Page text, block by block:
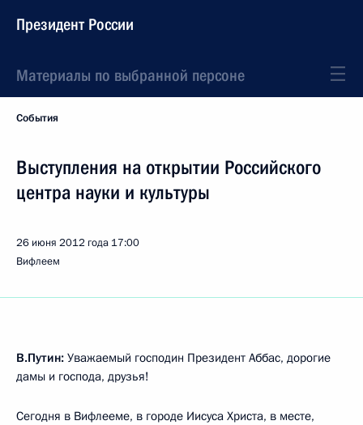
Президент России
Материалы по выбранной персоне
События
Выступления на открытии Российского
центра науки и культуры
26 июня 2012 года 17:00
Вифлеем
В.Путин: Уважаемый господин Президент Аббас, дорогие
дамы и господа, друзья!
Сегодня в Вифлееме, в городе Иисуса Христа, в месте,